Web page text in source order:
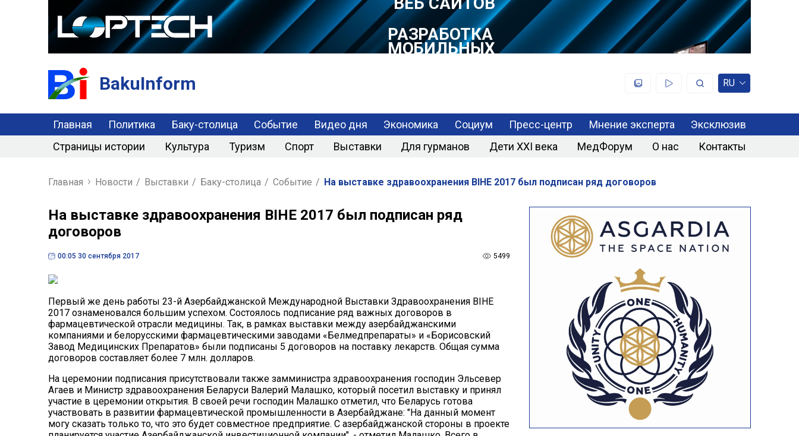
РАЗРАБОТКА
МОБИЛЬНЫХ
ПРИЛОЖЕНИЙ
BakuInform RU
Главная Политика Баку-столица Событие Видео дня Экономика Социум Пресс-центр Мнение эксперта
Эксклюзив
Страницы истории
Культура Туризм Спорт Выставки Для гурманов Дети XXI века МедФорум О нас Контакты
Главная Новости / Выставки / Баку-столица / Событие / На выставке здравоохранения BIHE 2017 был подписан ряд договоров
На выставке здравоохранения BIHE 2017 был подписан ряд
договоров
00:05 30 сентября 2017 5499
Первый же день работы 23-й Азербайджанской Международной Выставки Здравоохранения BIHE
2017 ознаменовался большим успехом. Состоялось подписание ряд важных договоров в
фармацевтической отрасли медицины. Так, в рамках выставки между азербайджанскими
компаниями и белорусскими фармацевтическими заводами «Белмедпрепараты» и «Борисовский
Завод Медицинских Препаратов» были подписаны 5 договоров на поставку лекарств. Общая сумма
договоров составляет более 7 млн. долларов.
На церемонии подписания присутствовали также замминистра здравоохранения господин Эльсевер
Агаев и Министр здравоохранения Беларуси Валерий Малашко, который посетил выставку и принял
участие в церемонии открытия. В своей речи господин Малашко отметил, что Беларусь готова
участвовать в развитии фармацевтической промышленности в Азербайджане: "На данный момент
могу сказать только то, что это будет совместное предприятие. С азербайджанской стороны в проекте